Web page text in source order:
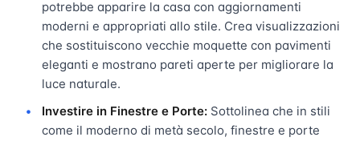
potrebbe apparire la casa con aggiornamenti
moderni e appropriati allo stile. Crea visualizzazioni
che sostituiscono vecchie moquette con pavimenti
eleganti e mostrano pareti aperte per migliorare la
luce naturale.
Investire in Finestre e Porte: Sottolinea che in stili
come il moderno di metà secolo, finestre e porte